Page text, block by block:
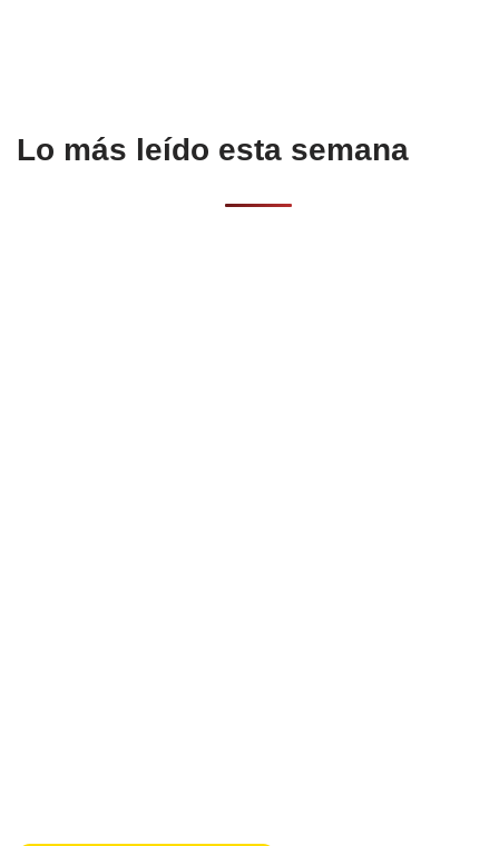
Lo más leído esta semana